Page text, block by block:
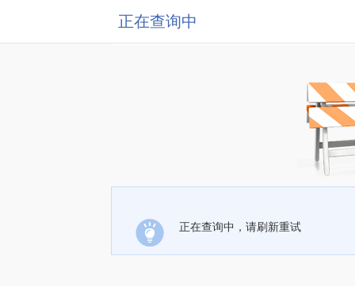
正在查询中
正在查询中，请刷新重试